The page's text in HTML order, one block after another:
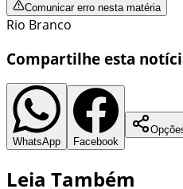
Comunicar erro nesta matéria
Rio Branco
Compartilhe esta
WhatsApp Facebook
Leia Também